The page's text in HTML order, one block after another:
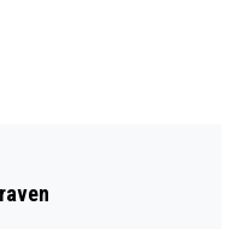
DEZE
TUINFEEST